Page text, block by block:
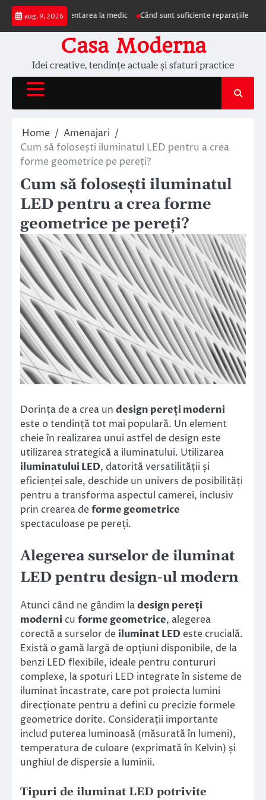
Skip
content
aug. 9, 2026
impun prezentarea la medic Când sunt suficiente reparațiile de
Casa Moderna
Idei creative, tendințe actuale și sfaturi practice
Home
Amenajari
Cum să folosești iluminatul LED pentru a crea
forme geometrice pe pereți?
Cum să folosești iluminatul
LED pentru a crea forme
geometrice pe pereți?
Dorința de a crea un design pereți moderni
este o tendință tot mai populară. Un element
cheie în realizarea unui astfel de design este
utilizarea strategică a iluminatului. Utilizarea
iluminatului LED, datorită versatilității și
eficienței sale, deschide un univers de posibilități
pentru a transforma aspectul camerei, inclusiv
prin crearea deforme geometrice
spectaculoase pe pereți.
Alegerea surselor de iluminat
LED pentru design-ul modern
Atunci când ne gândim ladesign pereți
moderni cu forme geometrice, alegerea
corectă a surselor de iluminat LED este crucială.
Există o gamă largă de opțiuni disponibile, de la
benzi LED flexibile, ideale pentru contururi
complexe, la spoturi LED integrate în sisteme de
iluminat încastrate, care pot proiecta lumini
direcționate pentru a defini cu precizie formele
geometrice dorite. Considerații importante
includ puterea luminoasă (măsurată în lumeni),
temperatura de culoare (exprimată în Kelvin) și
unghiul de dispersie a luminii.
Tipuri de iluminat LED potrivite